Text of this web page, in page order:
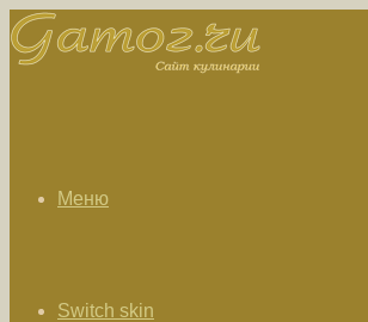
Меню
Switch skin